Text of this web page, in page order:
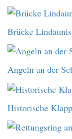
Brücke
Angeln an der
Historische